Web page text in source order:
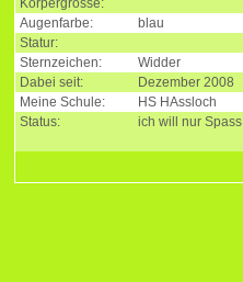
Körpergrösse:
Augenfarbe:
blau
Statur:
Sternzeichen:
Widder
Dabei seit:
Dezember 2008
Meine Schule:
HS HAssloch
Status:
ich will nur Spass